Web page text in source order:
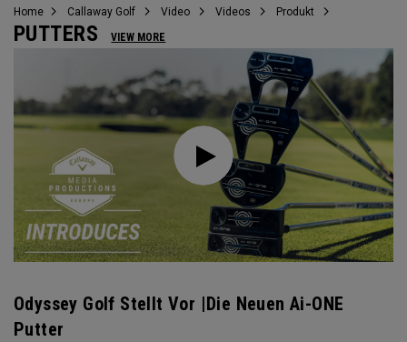
Home Callaway Golf Video Videos Produkt
PUTTERS VIEW MORE
Odyssey Golf Stellt Vor |Die Neuen Ai-ONE
Putter